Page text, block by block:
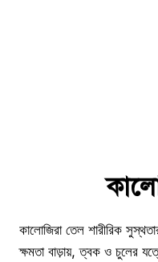
কালোজিরা তেল শারীরিক
ক্ষমতা বাড়ায়, ত্বক ও চুলের